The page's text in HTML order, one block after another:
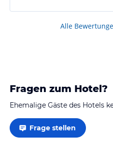
Alle
Fragen zum Hotel?
Ehemalige Gäste des Hotels
Frage stellen